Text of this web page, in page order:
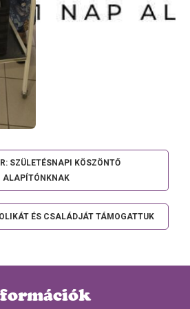
SZÜLETÉSNAPI KÖSZÖNTŐ
ALAPÍTÓNKNAK
ÉS CSALÁDJÁT TÁMOGATTUK